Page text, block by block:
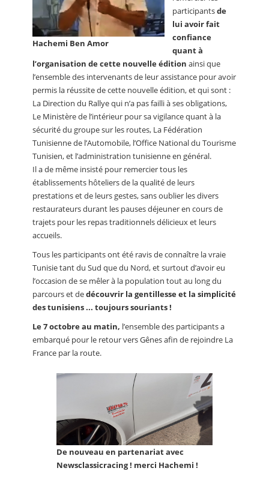
Hachemi Ben Amor
participantsde
lui avoir fait
confiance
quant à
l’organisation de cette nouvelle édition ainsi que
l’ensemble des intervenants de leur assistance pour avoir
permis la réussite de cette nouvelle édition, et qui sont :
La Direction du Rallye qui n’a pas failli à ses obligations,
Le Ministère de l’intérieur pour sa vigilance quant à la
sécurité du groupe sur les routes, La Fédération
Tunisienne de l’Automobile, l’Office National du Tourisme
Tunisien, et l’administration tunisienne en général.
Il a de même insisté pour remercier tous les
établissements hôteliers de la qualité de leurs
prestations et de leurs gestes, sans oublier les divers
restaurateurs durant les pauses déjeuner en cours de
trajets pour les repas traditionnels délicieux et leurs
accueils.
Tous les participants ont été ravis de connaître la vraie
Tunisie tant du Sud que du Nord, et surtout d’avoir eu
l’occasion de se mêler à la population tout au long du
parcours et dedécouvrir la gentillesse et la simplicité
des tunisiens ... toujours souriants !
Le 7 octobre au matin, l’ensemble des participants a
embarqué pour le retour vers Gênes afin de rejoindre La
France par la route.
De nouveau en partenariat avec
Newsclassicracing ! merci Hachemi !